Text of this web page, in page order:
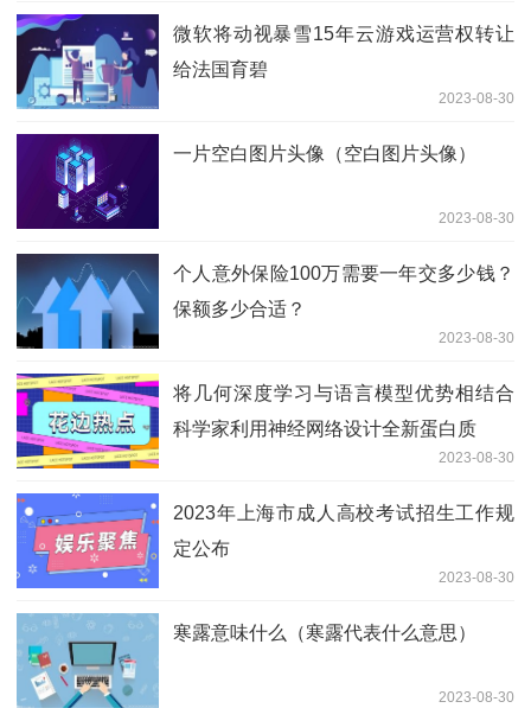
微软将动视暴雪15年云游戏运营权转让
给法国育碧
2023-08-30
一片空白图片头像（空白图片头像）
2023-08-30
个人意外保险100万需要一年交多少钱？
保额多少合适？
2023-08-30
将几何深度学习与语言模型优势相结合
科学家利用神经网络设计全新蛋白质
2023-08-30
2023年上海市成人高校考试招生工作规
定公布
2023-08-30
寒露意味什么（寒露代表什么意思）
2023-08-30